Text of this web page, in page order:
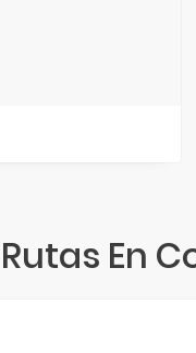
Rutas En